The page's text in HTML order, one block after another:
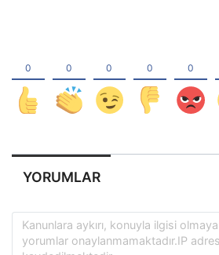
YORUMLAR